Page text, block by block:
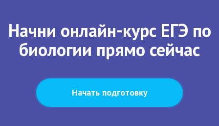
Начни онлайн-курс ЕГЭ по
биологии прямо сейчас
Начать подготовку